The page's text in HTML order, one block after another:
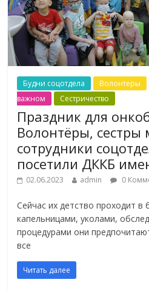
Будни соцотдела Волонтеры
важном
Сестричество
Праздник для
Волонтёры, сестры
сотрудники
посетили ДККБ
02.06.2023 admin 0
Сейчас их детство проходит
капельницами, уколами,
процедурами они
все
Читать далее